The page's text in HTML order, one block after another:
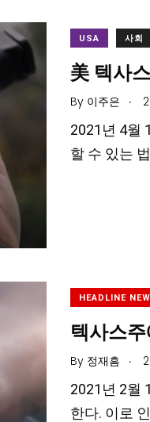
USA 사회
美 텍사
By 이주은 .
2021년 4월
할 수 있는
HEADLINE
텍사스
By 정재흠 .
2021년 2월
한다. 이로